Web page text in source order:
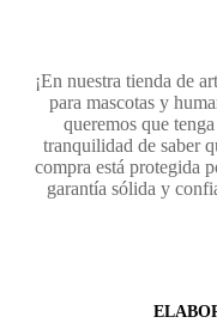
¡En nuestra tienda de
para mascotas y
queremos que
tranquilidad de saber
compra está protegida
garantía sólida y